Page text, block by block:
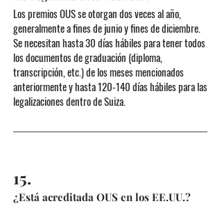
Los premios OUS se otorgan dos veces al año,
generalmente a fines de junio y fines de diciembre.
Se necesitan hasta 30 días hábiles para tener todos
los documentos de graduación (diploma,
transcripción, etc.) de los meses mencionados
anteriormente y hasta 120-140 días hábiles para las
legalizaciones dentro de Suiza.
15.
¿Está acreditada OUS en los EE.UU.?